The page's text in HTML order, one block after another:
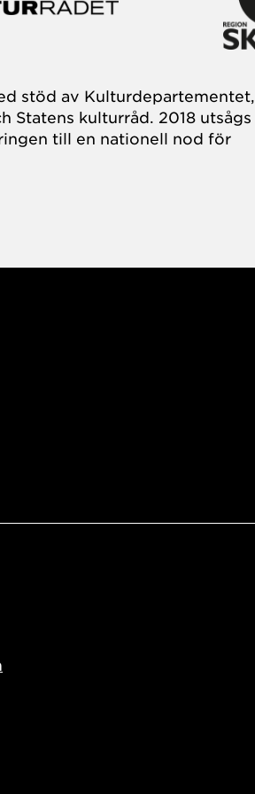
stöd av Kulturdepartementet,
Statens kulturråd. 2018 utsågs
till en nationell nod för